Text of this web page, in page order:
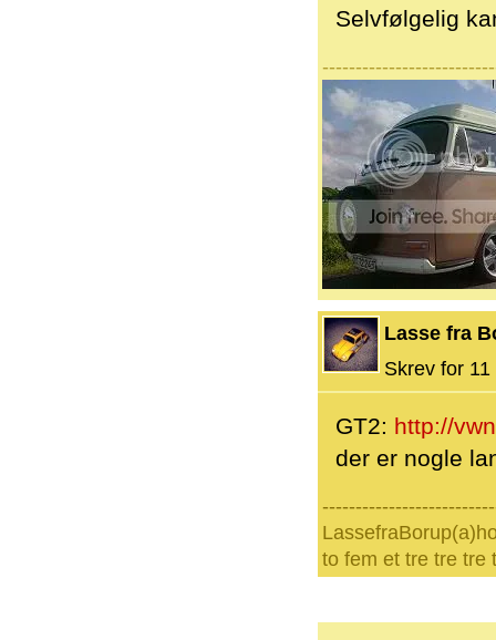
Selvfølgelig
Lasse fra
Skrev for
GT2: http://
der er nogle
to fem et tre tre tre